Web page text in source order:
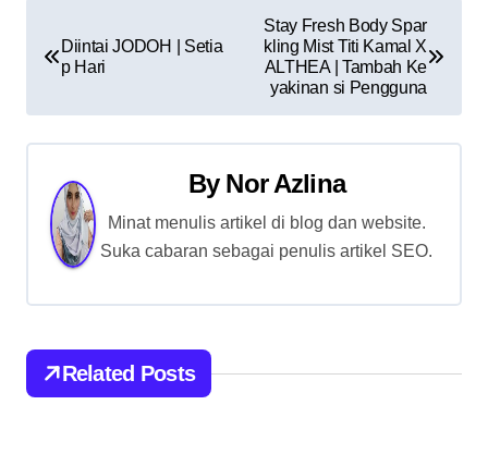
o
s
t
g
Diintai JODOH | Setia
p Hari
Stay Fresh Body Spar
kling Mist Titi Kamal X
ALTHEA | Tambah Ke
yakinan si Pengguna
By Nor Azlina
Minat menulis artikel di blog dan website.
Suka cabaran sebagai penulis artikel SEO.
Related Posts